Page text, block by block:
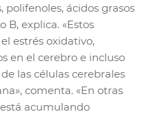
ácidos grasos
explica. «Estos
estrés oxidativo,
en el cerebro e incluso
las células cerebrales
comenta. «En otras
acumulando